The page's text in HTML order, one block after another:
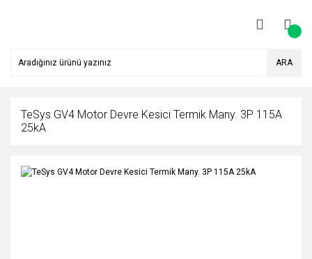
ARA
TeSys GV4 Motor Devre Kesici Termik Many. 3P 115A
25kA